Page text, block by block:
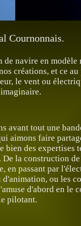
Cournonnais.
de navire en
créations, et ce
le vent ou
avant tout une
aimons faire
bien des expertises
la construction
en passant par
ou les
d'abord en le
pilotant.